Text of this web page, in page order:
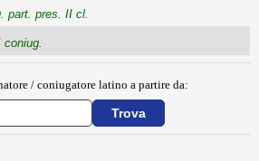
part. pres. II cl.
coniug.
/ coniugatore latino a partire da: